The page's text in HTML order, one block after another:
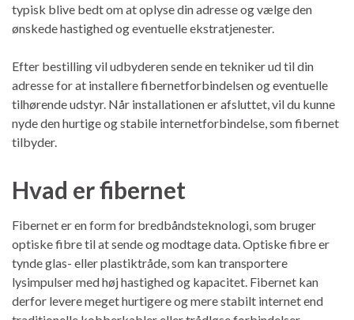
typisk blive bedt om at oplyse din adresse og vælge den
ønskede hastighed og eventuelle ekstratjenester.
Efter bestilling vil udbyderen sende en tekniker ud til din
adresse for at installere fibernetforbindelsen og eventuelle
tilhørende udstyr. Når installationen er afsluttet, vil du kunne
nyde den hurtige og stabile internetforbindelse, som fibernet
tilbyder.
Hvad er fibernet
Fibernet er en form for bredbåndsteknologi, som bruger
optiske fibre til at sende og modtage data. Optiske fibre er
tynde glas- eller plastiktråde, som kan transportere
lysimpulser med høj hastighed og kapacitet. Fibernet kan
derfor levere meget hurtigere og mere stabilt internet end